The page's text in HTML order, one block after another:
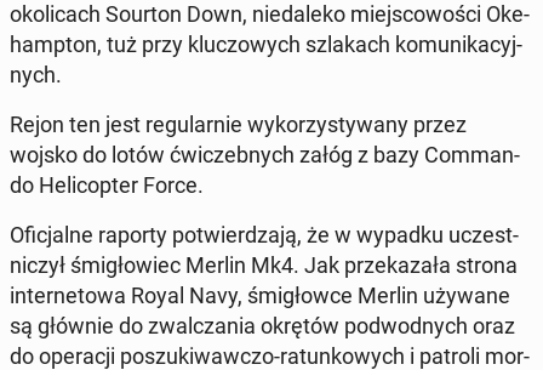
oko­li­cach Sourton Down, nie­da­le­ko miej­sco­wo­ści Oke­
hamp­ton, tuż przy klu­czo­wych szla­kach ko­mu­ni­ka­cyj­
nych.
Rejon ten jest re­gu­lar­nie wy­ko­rzy­sty­wa­ny przez
wojsko do lotów ćwi­czeb­nych załóg z bazy Com­man­
do He­li­cop­ter Force.
Ofi­cjal­ne raporty po­twier­dza­ją, że w wypadku uczest­
ni­czył śmi­gło­wiec Merlin Mk4. Jak prze­ka­za­ła strona
in­ter­ne­to­wa Royal Navy, śmi­głow­ce Merlin używane
są głównie do zwal­cza­nia okrętów pod­wod­nych oraz
do ope­ra­cji po­szu­ki­waw­czo-ra­tun­ko­wych i patroli mor­